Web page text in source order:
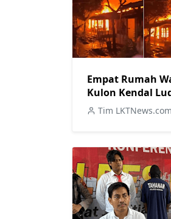
Empat Rumah
Kulon Kendal
Tim LKTNews.com